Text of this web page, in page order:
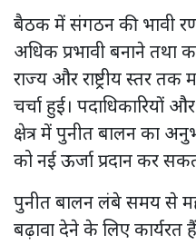
बैठक में संगठन की भावी
अधिक प्रभावी बनाने तथा
राज्य और राष्ट्रीय स्तर
चर्चा हुई। पदाधिकारियों
क्षेत्र में पुनीत बालन का
को नई ऊर्जा प्रदान कर
पुनीत बालन लंबे समय से
बढ़ावा देने के लिए कार्यरत